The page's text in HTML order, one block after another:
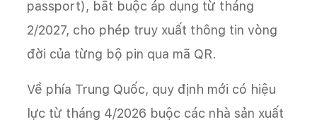
passport), bắt buộc áp dụng từ tháng
2/2027, cho phép truy xuất thông tin vòng
đời của từng bộ pin qua mã QR.
Về phía Trung Quốc, quy định mới có hiệu
lực từ tháng 4/2026 buộc các nhà sản xuất